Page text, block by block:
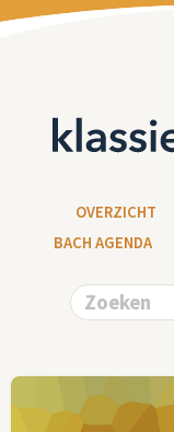
OVERZICHT
BACH AGENDA